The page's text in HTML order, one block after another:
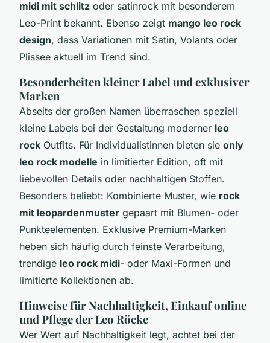
midi mit schlitz oder satinrock mit besonderem
Leo-Print bekannt. Ebenso zeigt mango leo rock
design, dass Variationen mit Satin, Volants oder
Plissee aktuell im Trend sind.
Besonderheiten kleiner Label und exklusiver
Marken
Abseits der großen Namen überraschen speziell
kleine Labels bei der Gestaltung moderner leo
rock Outfits. Für Individualistinnen bieten sie only
leo rock modelle in limitierter Edition, oft mit
liebevollen Details oder nachhaltigen Stoffen.
Besonders beliebt: Kombinierte Muster, wie rock
mit leopardenmuster gepaart mit Blumen- oder
Punkteelementen. Exklusive Premium-Marken
heben sich häufig durch feinste Verarbeitung,
trendige leo rock midi- oder Maxi-Formen und
limitierte Kollektionen ab.
Hinweise für Nachhaltigkeit, Einkauf online
und Pflege der Leo Röcke
Wer Wert auf Nachhaltigkeit legt, achtet bei der